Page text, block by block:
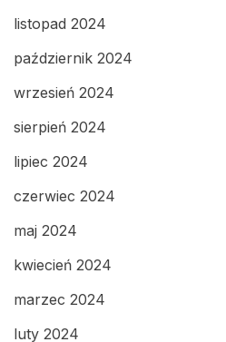
listopad 2024
październik 2024
wrzesień 2024
sierpień 2024
lipiec 2024
czerwiec 2024
maj 2024
kwiecień 2024
marzec 2024
luty 2024